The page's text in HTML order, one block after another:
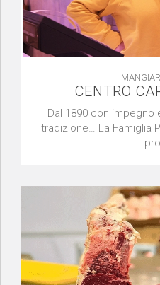
CENTRO
Dal 1890 con
tradizione… La Famiglia